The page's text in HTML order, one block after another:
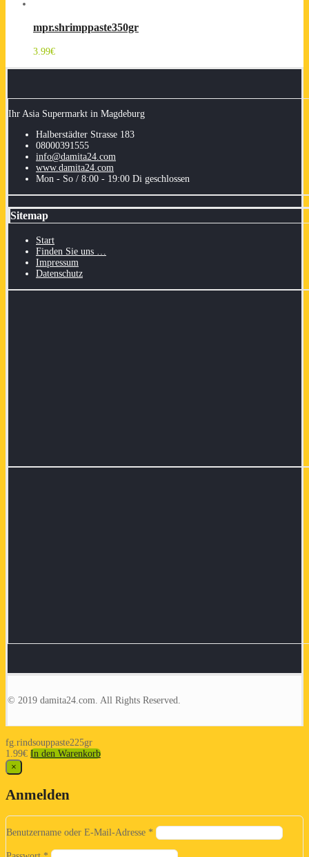
mpr.shrimppaste350gr
3.99€
Ihr Asia Supermarkt in Magdeburg
Halberstädter Strasse 183
08000391555
info@damita24.com
www.damita24.com
Mon - So / 8:00 - 19:00 Di geschlossen
Sitemap
Start
Finden Sie uns …
Impressum
Datenschutz
© 2019 damita24.com. All Rights Reserved.
fg.rindsouppaste225gr
1.99€ In den Warenkorb
×
Anmelden
Benutzername oder E-Mail-Adresse *